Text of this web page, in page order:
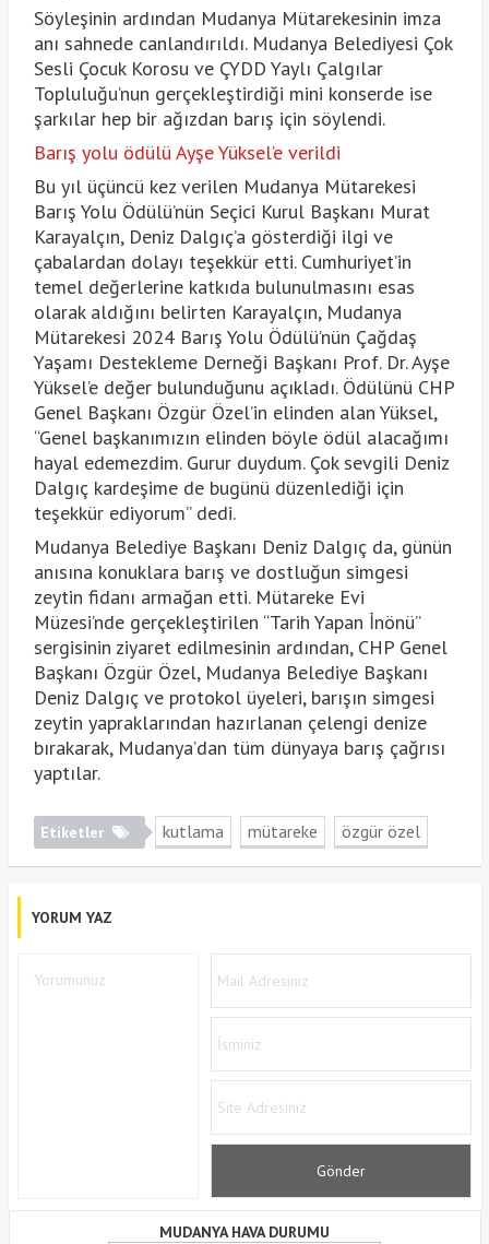
Söyleşinin ardından Mudanya Mütarekesinin imza
anı sahnede canlandırıldı. Mudanya Belediyesi Çok
Sesli Çocuk Korosu ve ÇYDD Yaylı Çalgılar
Topluluğu’nun gerçekleştirdiği mini konserde ise
şarkılar hep bir ağızdan barış için söylendi.
Barış yolu ödülü Ayşe Yüksel’e verildi
Bu yıl üçüncü kez verilen Mudanya Mütarekesi
Barış Yolu Ödülü’nün Seçici Kurul Başkanı Murat
Karayalçın, Deniz Dalgıç’a gösterdiği ilgi ve
çabalardan dolayı teşekkür etti. Cumhuriyet’in
temel değerlerine katkıda bulunulmasını esas
olarak aldığını belirten Karayalçın, Mudanya
Mütarekesi 2024 Barış Yolu Ödülü’nün Çağdaş
Yaşamı Destekleme Derneği Başkanı Prof. Dr. Ayşe
Yüksel’e değer bulunduğunu açıkladı. Ödülünü CHP
Genel Başkanı Özgür Özel’in elinden alan Yüksel,
“Genel başkanımızın elinden böyle ödül alacağımı
hayal edemezdim. Gurur duydum. Çok sevgili Deniz
Dalgıç kardeşime de bugünü düzenlediği için
teşekkür ediyorum” dedi.
Mudanya Belediye Başkanı Deniz Dalgıç da, günün
anısına konuklara barış ve dostluğun simgesi
zeytin fidanı armağan etti. Mütareke Evi
Müzesi’nde gerçekleştirilen “Tarih Yapan İnönü”
sergisinin ziyaret edilmesinin ardından, CHP Genel
Başkanı Özgür Özel, Mudanya Belediye Başkanı
Deniz Dalgıç ve protokol üyeleri, barışın simgesi
zeytin yapraklarından hazırlanan çelengi denize
bırakarak, Mudanya’dan tüm dünyaya barış çağrısı
yaptılar.
Etiketler kutlama mütareke özgür özel
YORUM YAZ
MUDANYA HAVA DURUMU